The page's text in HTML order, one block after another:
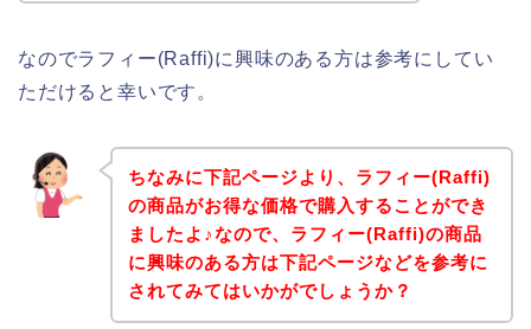
なのでラフィー(Raffi)に興味のある方は参考にしてい
ただけると幸いです。
ちなみに下記ページより、ラフィー(Raffi)
の商品がお得な価格で購入することができ
ましたよ♪なので、ラフィー(Raffi)の商品
に興味のある方は下記ページなどを参考に
されてみてはいかがでしょうか？